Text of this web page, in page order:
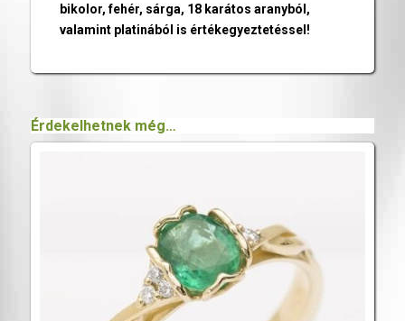
bikolor, fehér, sárga, 18 karátos aranyból,
valamint platinából is értékegyeztetéssel!
Érdekelhetnek még…